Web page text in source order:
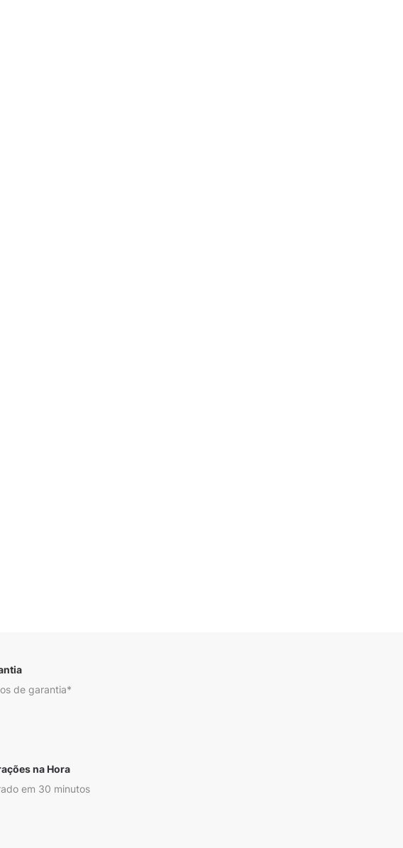
de garantia*
na Hora
em 30 minutos